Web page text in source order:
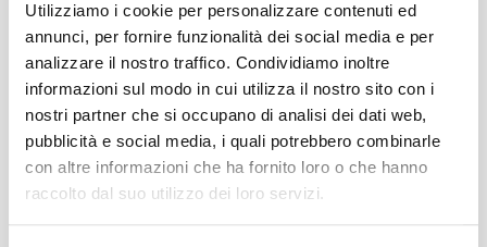
Utilizziamo i cookie per personalizzare contenuti ed
annunci, per fornire funzionalità dei social media e per
analizzare il nostro traffico. Condividiamo inoltre
informazioni sul modo in cui utilizza il nostro sito con i
nostri partner che si occupano di analisi dei dati web,
pubblicità e social media, i quali potrebbero combinarle
con altre informazioni che ha fornito loro o che hanno
raccolto dal suo utilizzo dei loro servizi.
BOOTSVERLEIH UND TAXIBOOTE